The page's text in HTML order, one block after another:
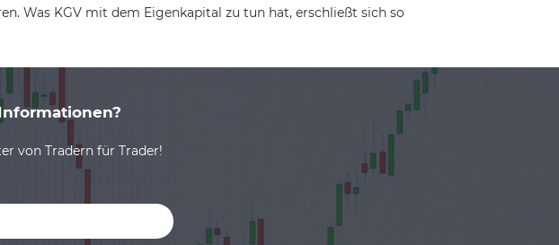
Was KGV mit dem Eigenkapital zu tun hat, erschließt sich so
von Tradern für Trader!